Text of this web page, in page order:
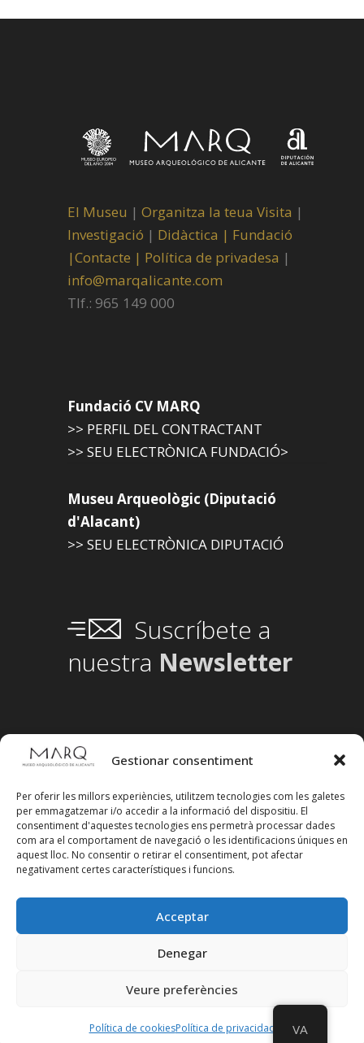
Gestionar consentiment
Per oferir les millors experiències, utilitzem tecnologies com les galetes
per emmagatzemar i/o accedir a la informació del dispositiu. El
consentiment d'aquestes tecnologies ens permetrà processar dades
com ara el comportament de navegació o les identificacions úniques en
aquest lloc. No consentir o retirar el consentiment, pot afectar
negativament certes característiques i funcions.
Acceptar
Denegar
Veure preferències
Política de cookiesPolítica de privacidad
El Museu | Organitza la teua Visita |
Investigació | Didàctica | Fundació
|Contacte | Política de privadesa |
info@marqalicante.com
Tlf.: 965 149 000
Fundació CV MARQ
>> PERFIL DEL CONTRACTANT
>> SEU ELECTRÒNICA FUNDACIÓ>
Museu Arqueològic (Diputació
d'Alacant)
>> SEU ELECTRÒNICA DIPUTACIÓ
Suscríbete a
nuestra Newsletter
Segueix-nos en xarxes socials
VA